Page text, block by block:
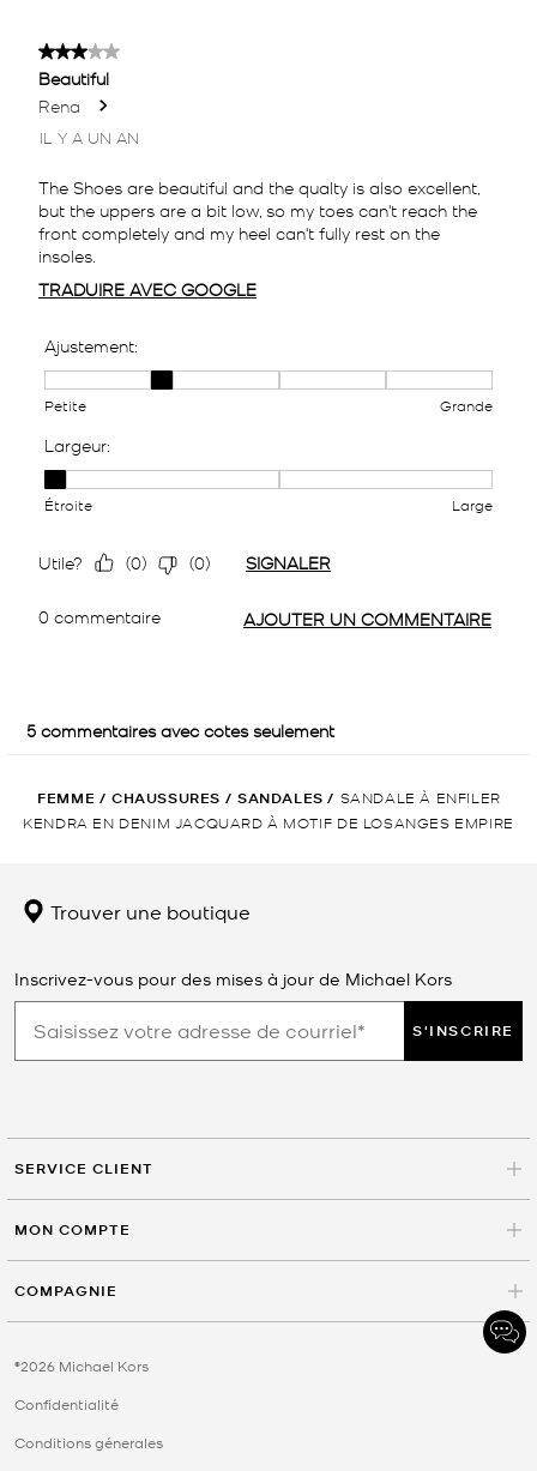
FEMME / CHAUSSURES / SANDALES / SANDALE À ENFILER
KENDRA EN DENIM JACQUARD À MOTIF DE LOSANGES EMPIRE
Trouver une boutique
Inscrivez-vous pour des mises à jour de Michael Kors
S'INSCRIRE
SERVICE CLIENT
MON COMPTE
COMPAGNIE
©2026 Michael Kors
Confidentialité
Conditions génerales